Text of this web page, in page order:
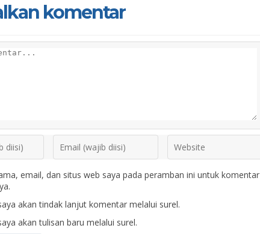
komentar
email, dan situs web saya pada peramban ini untuk komentar
akan tindak lanjut komentar melalui surel.
akan tulisan baru melalui surel.